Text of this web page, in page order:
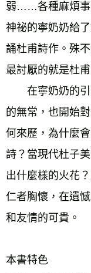
弱……各種麻煩事
神祕的寧奶奶給
誦杜甫詩作。殊
最討厭的就是杜甫
在寧奶奶的引
的無常，也開始
何來歷，為什麼
詩？當現代杜子
出什麼樣的火花
仁者胸懷，在遺
和友情的可貴。
本書特色